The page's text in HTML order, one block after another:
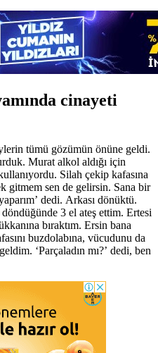
cinayeti
tümü gözümün önüne geldi.
Murat alkol aldığı için
Silah çekip kafasına
gitmem sen de gelirsin. Sana bir
dedi. Arkası dönüktü.
3 el ateş ettim. Ertesi
bıraktım. Ersin bana
buzdolabına, vücudunu da
‘Parçaladın mı?’ dedi, ben